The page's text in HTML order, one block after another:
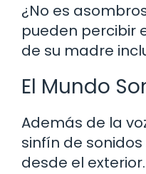
¿No es
pueden percibir
de su madre
El Mundo
Además de la
sinfín de
desde el exterior.